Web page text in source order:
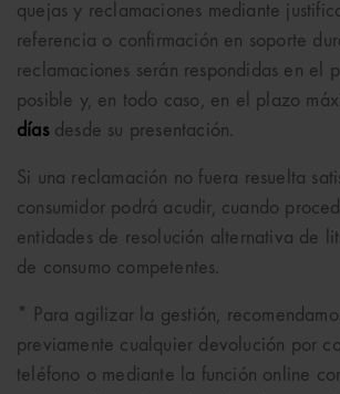
quejas y reclamaciones mediante
referencia o confirmación en soporte
reclamaciones serán respondidas en el
posible y, en todo caso, en el plazo
díasdesde su presentación.
Si una reclamación no fuera resuelta
consumidor podrá acudir, cuando
entidades de resolución alternativa de
de consumo competentes.
* Para agilizar la gestión,
previamente cualquier devolución por
teléfono o mediante la función online